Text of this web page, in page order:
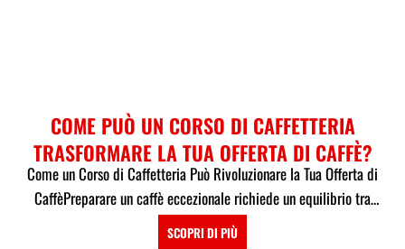
COME PUÒ UN CORSO DI CAFFETTERIA
TRASFORMARE LA TUA OFFERTA DI CAFFÈ?
Come un Corso di Caffetteria Può Rivoluzionare la Tua Offerta di
CaffèPreparare un caffè eccezionale richiede un equilibrio tra
con...
SCOPRI DI PIÙ